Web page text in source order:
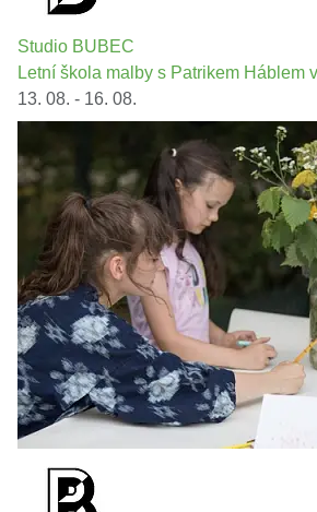
Studio BUBEC
Letní škola malby s Patrikem Háblem
13. 08. - 16. 08.